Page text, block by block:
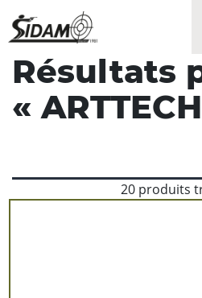
Résultats
«ARTTECH
20 produits